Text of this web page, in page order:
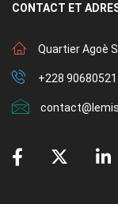
CONTACT ET
Quartier Agoè
+228